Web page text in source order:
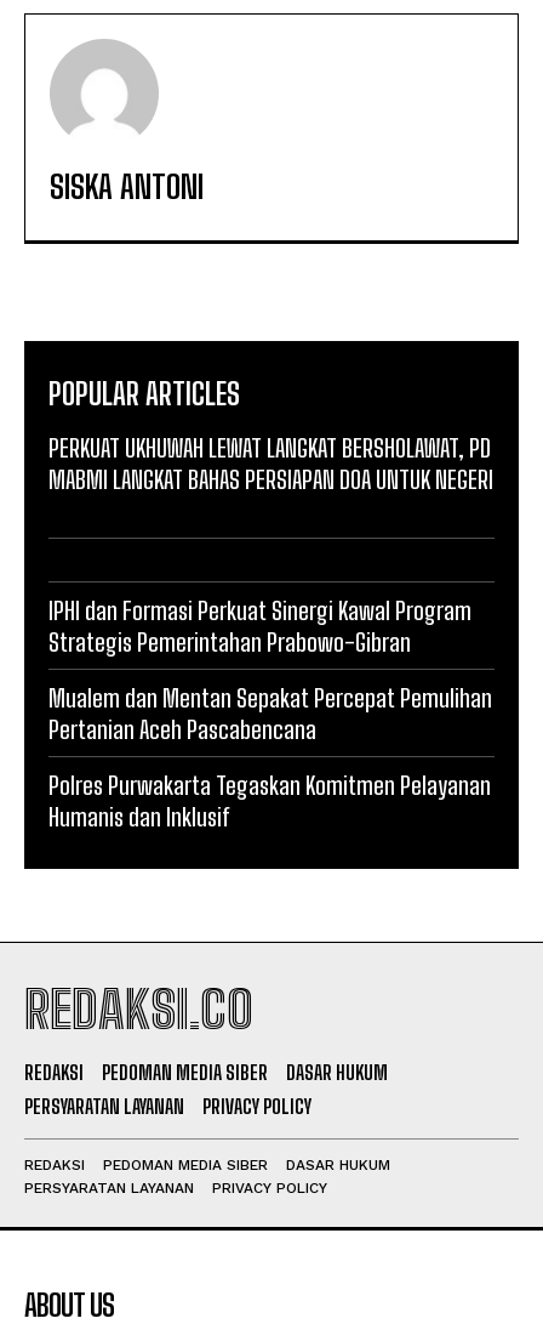
SISKA ANTONI
POPULAR ARTICLES
PERKUAT UKHUWAH LEWAT LANGKAT BERSHOLAWAT, PD
MABMI LANGKAT BAHAS PERSIAPAN DOA UNTUK NEGERI
IPHI dan Formasi Perkuat Sinergi Kawal Program
Strategis Pemerintahan Prabowo-Gibran
Mualem dan Mentan Sepakat Percepat Pemulihan
Pertanian Aceh Pascabencana
Polres Purwakarta Tegaskan Komitmen Pelayanan
Humanis dan Inklusif
REDAKSI.CO
REDAKSI PEDOMAN MEDIA SIBER
DASAR HUKUM
PERSYARATAN LAYANAN
PRIVACY POLICY
REDAKSI PEDOMAN MEDIA SIBER
DASAR HUKUM
PERSYARATAN LAYANAN
PRIVACY POLICY
ABOUT US